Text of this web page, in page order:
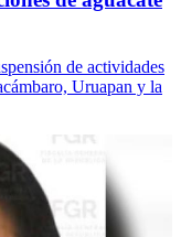
de actividades
Uruapan y la